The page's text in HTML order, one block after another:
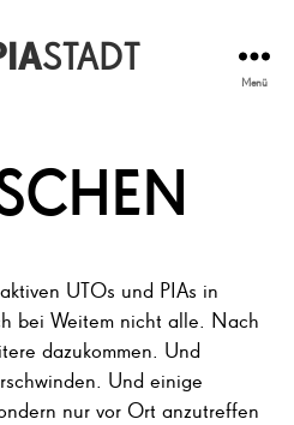
STADT
Menü
UTOs und PIAs in
bei Weitem nicht alle. Nach
dazukommen. Und
Und einige
nur vor Ort anzutreffen